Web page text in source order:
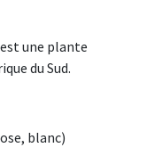
une plante
du Sud.
blanc)